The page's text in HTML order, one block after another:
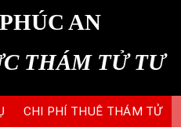
AN
THÁM TỬ TƯ
CHI PHÍ THUÊ THÁM TỬ